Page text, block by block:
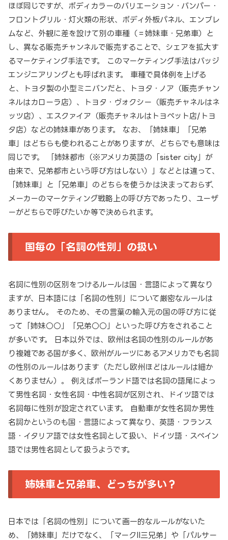
ほぼ同じですが、ボディカラーのバリエーション・バンパー・
フロントグリル・灯火類の形状、ボディ外板パネル、エンブレ
ムなど、外観に差を設けて別の車種（＝姉妹車・兄弟車）と
し、異なる販売チャンネルで販売することで、シェアを拡大す
るマーケティング手法です。 このマーケティング手法はバッジ
エンジニアリングとも呼ばれます。 車種で具体例を上げる
と、トヨタ製の小型ミニバンだと、トヨタ・ノア（販売チャン
ネルはカローラ店）、トヨタ・ヴォクシー（販売チャネルはネ
ッツ店）、エスクァイア（販売チャネルはトヨペット店/トヨ
タ店）などの姉妹車があります。 なお、「姉妹車」「兄弟
車」はどちらも使われることがありますが、どちらでも意味は
同じです。 「姉妹都市（※アメリカ英語の「sister city」が
由来で、兄弟都市という呼び方はしない）」などとは違って、
「姉妹車」と「兄弟車」のどちらを使うかは決まっておらず、
メーカーのマーケティング戦略上の呼び方であったり、ユーザ
ーがどちらで呼びたいか等で決められます。
国毎の「名詞の性別」の扱い
名詞に性別の区別をつけるルールは国・言語によって異なり
ますが、日本語には「名詞の性別」について厳密なルールは
ありません。 そのため、その言葉の輸入元の国の呼び方に従
って「姉妹○○」「兄弟○○」といった呼び方をされること
が多いです。 日本以外では、欧州は名詞の性別のルールがあ
り複雑である国が多く、欧州がルーツにあるアメリカでも名詞
の性別のルールはあります（ただし欧州ほどはルールは細か
くありません）。 例えばポーランド語では名詞の語尾によっ
て男性名詞・女性名詞・中性名詞が区別され、ドイツ語では
名詞毎に性別が設定されています。 自動車が女性名詞か男性
名詞かというのも国・言語によって異なり、英語・フランス
語・イタリア語では女性名詞として扱い、ドイツ語・スペイン
語では男性名詞として扱うようです。
姉妹車と兄弟車、どっちが多い？
日本では「名詞の性別」について画一的なルールがないた
め、「姉妹車」だけでなく、「マークII三兄弟」や「パルサー